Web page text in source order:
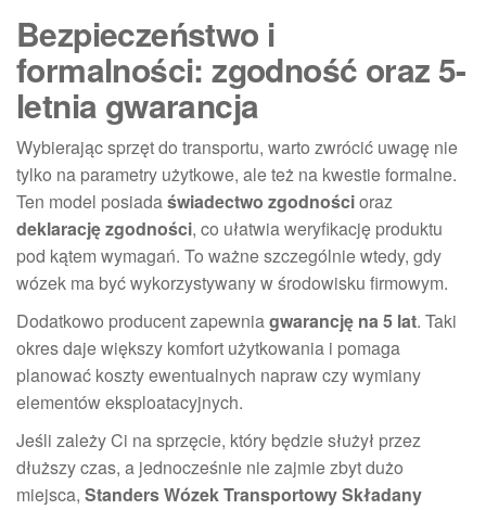
Bezpieczeństwo i
formalności: zgodność oraz 5-
letnia gwarancja
Wybierając sprzęt do transportu, warto zwrócić uwagę nie
tylko na parametry użytkowe, ale też na kwestie formalne.
Ten model posiadaświadectwo zgodnościoraz
deklarację zgodności, co ułatwia weryfikację produktu
pod kątem wymagań. To ważne szczególnie wtedy, gdy
wózek ma być wykorzystywany w środowisku firmowym.
Dodatkowo producent zapewniagwarancję na 5 lat. Taki
okres daje większy komfort użytkowania i pomaga
planować koszty ewentualnych napraw czy wymiany
elementów eksploatacyjnych.
Jeśli zależy Ci na sprzęcie, który będzie służył przez
dłuższy czas, a jednocześnie nie zajmie zbyt dużo
miejsca, Standers Wózek Transportowy Składany